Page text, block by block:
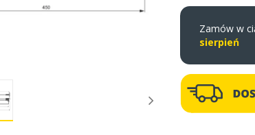
Zamów w
sierpień